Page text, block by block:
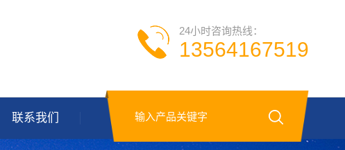
24小时咨询热线：
13564167519
联系我们